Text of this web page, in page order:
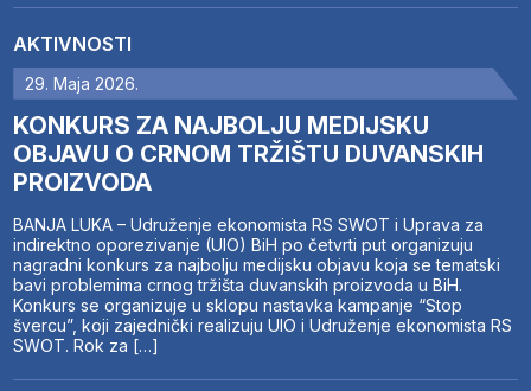
AKTIVNOSTI
29. Maja 2026.
KONKURS ZA NAJBOLJU MEDIJSKU
OBJAVU O CRNOM TRŽIŠTU DUVANSKIH
PROIZVODA
BANJA LUKA – Udruženje ekonomista RS SWOT i Uprava za
indirektno oporezivanje (UIO) BiH po četvrti put organizuju
nagradni konkurs za najbolju medijsku objavu koja se tematski
bavi problemima crnog tržišta duvanskih proizvoda u BiH.
Konkurs se organizuje u sklopu nastavka kampanje “Stop
švercu”, koji zajednički realizuju UIO i Udruženje ekonomista RS
SWOT. Rok za […]